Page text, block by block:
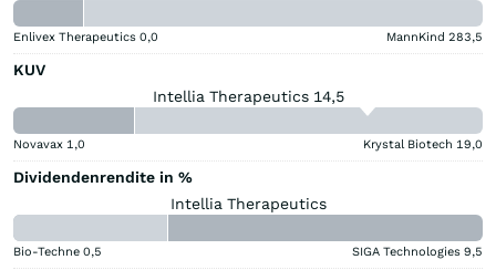
Enlivex Therapeutics 0,0 MannKind 283,5
KUV
Intellia Therapeutics 14,5
Novavax 1,0 Krystal Biotech 19,0
Dividendenrendite in %
Intellia Therapeutics
Bio-Techne 0,5 SIGA Technologies 9,5